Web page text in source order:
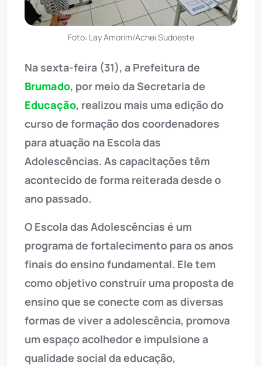
Foto: Lay Amorim/Achei Sudoeste
Na sexta-feira (31), a Prefeitura de
Brumado, por meio da Secretaria de
Educação, realizou mais uma edição do
curso de formação dos coordenadores
para atuação na Escola das
Adolescências. As capacitações têm
acontecido de forma reiterada desde o
ano passado.
O Escola das Adolescências é um
programa de fortalecimento para os anos
finais do ensino fundamental. Ele tem
como objetivo construir uma proposta de
ensino que se conecte com as diversas
formas de viver a adolescência, promova
um espaço acolhedor e impulsione a
qualidade social da educação,